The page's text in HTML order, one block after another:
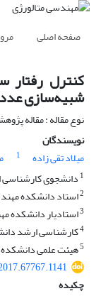
صفحه اصلی
کنترل رفتار
شبیه‌سازی
نوع مقاله : مقاله
نویسندگان
میلاد تقی زاده
1
1دانشجوی کارشناسی
2استاد دانشکده
3استادیار دانشکده
4کارشناسی ارشد
5هیئت علمی
چکیده